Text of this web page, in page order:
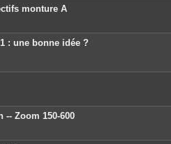
c
j
o
i
e
monture A
: une bonne idée ?
-- Zoom 150-600